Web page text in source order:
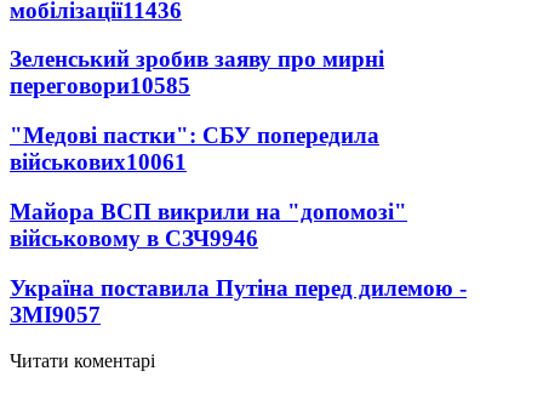
мобілізації11436
Зеленський зробив заяву про мирні
переговори10585
"Медові пастки": СБУ попередила
військових10061
Майора ВСП викрили на "допомозі"
військовому в СЗЧ9946
Україна поставила Путіна перед дилемою -
ЗМІ9057
Читати коментарі